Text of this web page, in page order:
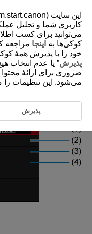
کاربری شما و تحلیل
می‌توانید برای کسب
کوکی‌ها به اینجا مراجعه
خود را با پذیرش همۀ
پذیرش” یا عدم انتخاب
ضروری برای ارائۀ
می‌شود. این تنظیمات را
پذیرش